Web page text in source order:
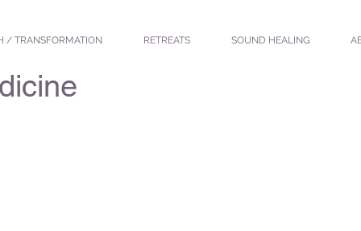
/ TRANSFORMATION RETREATS SOUND HEALING